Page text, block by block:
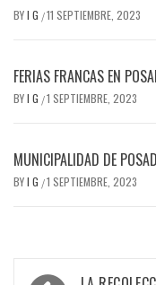
BYI G /11 SEPTIEMBRE, 2023
FERIAS FRANCAS EN
BYI G /1 SEPTIEMBRE, 2023
MUNICIPALIDAD DE
BYI G /1 SEPTIEMBRE, 2023